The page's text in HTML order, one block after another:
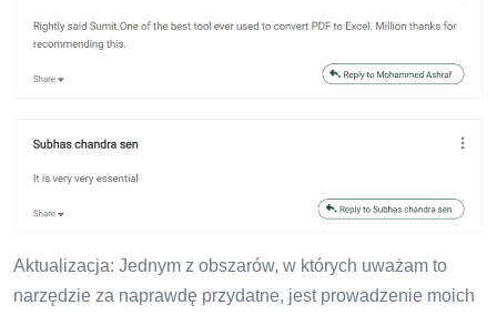
Aktualizacja: Jednym z obszarów, w których uważam to
narzędzie za naprawdę przydatne, jest prowadzenie moich